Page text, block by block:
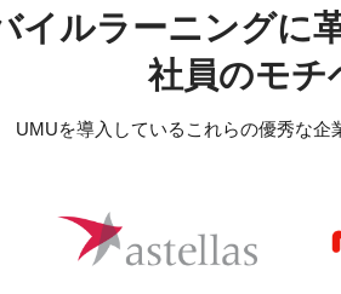
イルラーニングに
社員のモチ
UMUを導入しているこれらの優秀な